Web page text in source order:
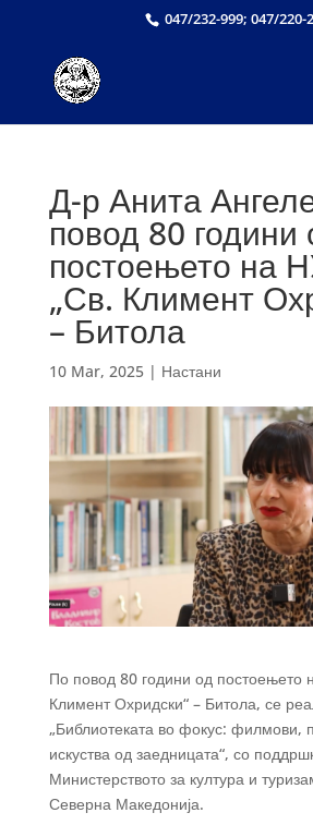
047/232-999; 047/220-
Д-р Анита
повод 80 години
постоењето на
„Св. Климент
– Битола
10 Mar, 2025| Настани
По повод 80 години од постоењето
Климент Охридски“ – Битола, се
„Библиотеката во фокус: филмови,
искуства од заедницата“, со
Министерството за култура и
Северна Македонија.